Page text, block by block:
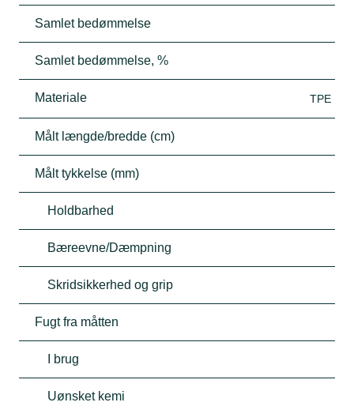
Samlet bedømmelse
Samlet bedømmelse, %
Materiale TPE
Målt længde/bredde (cm)
Målt tykkelse (mm)
Holdbarhed
Bæreevne/Dæmpning
Skridsikkerhed og grip
Fugt fra måtten
I brug
Uønsket kemi